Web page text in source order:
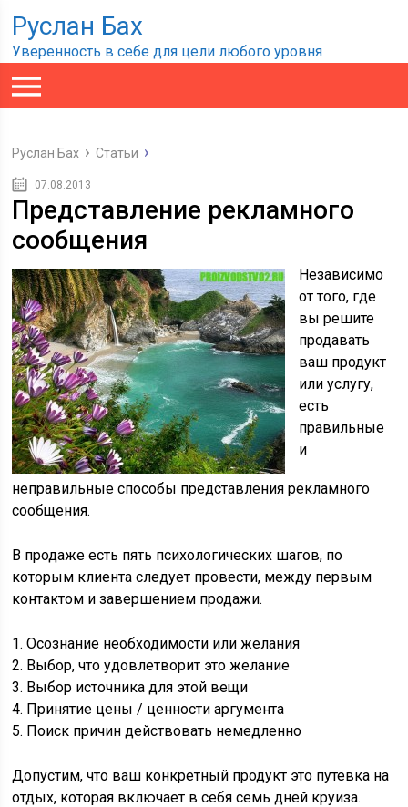
Руслан Бах
Уверенность в себе для цели любого уровня
Руслан Бах Статьи
07.08.2013
Представление рекламного
сообщения
Независимо
от того, где
вы решите
продавать
ваш продукт
или услугу,
есть
правильные
и
неправильные способы представления рекламного
сообщения.
В продаже есть пять психологических шагов, по
которым клиента следует провести, между первым
контактом и завершением продажи.
1. Осознание необходимости или желания
2. Выбор, что удовлетворит это желание
3. Выбор источника для этой вещи
4. Принятие цены / ценности аргумента
5. Поиск причин действовать немедленно
Допустим, что ваш конкретный продукт это путевка на
отдых, которая включает в себя семь дней круиза.